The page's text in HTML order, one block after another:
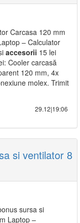
Carcasa 120 mm
– Calculator
accesorii 15 lei
Cooler carcasă
120 mm, 4x
molex. Trimit
29.12|19:06
si ventilator 8
sursa si
Laptop –